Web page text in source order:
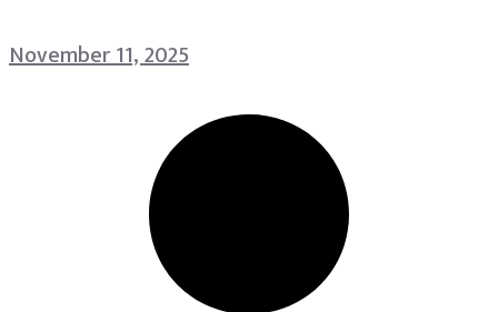
November 11, 2025